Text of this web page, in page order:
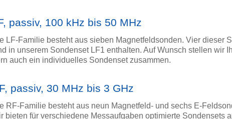
passiv, 100 kHz bis 50 MHz
LF-Familie besteht aus sieben Magnetfeldsonden. Vier dieser
in unserem Sondenset LF1 enthalten. Auf Wunsch stellen wir
auch ein individuelles Sondenset zusammen.
passiv, 30 MHz bis 3 GHz
RF-Familie besteht aus neun Magnetfeld- und sechs E-
bieten für verschiedene Messaufgaben optimierte Sondensets